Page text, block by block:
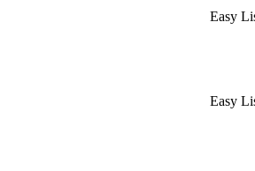
Easy
Easy